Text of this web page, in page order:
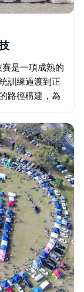
是一項成熟的
訓練過渡到正
路徑構建，為